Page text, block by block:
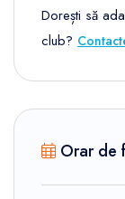
Dorești să
club?
Orar de